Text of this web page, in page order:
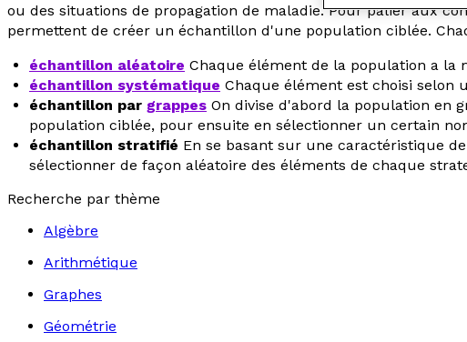
ou des situations de propagation de maladie. Pour palier aux
permettent de créer un échantillon d'une population ciblée.
échantillon aléatoire Chaque élément de la population a la
échantillon systématique Chaque élément est choisi selon
échantillon par grappes On divise d'abord la population en
population ciblée, pour ensuite en sélectionner un certain
échantillon stratifié En se basant sur une caractéristique
sélectionner de façon aléatoire des éléments de chaque
Recherche par thème
Algèbre
Arithmétique
Graphes
Géométrie